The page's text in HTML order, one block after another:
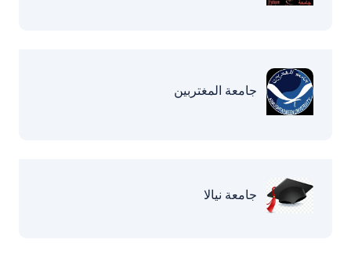
جامعة المغتربين
جامعة نيالا